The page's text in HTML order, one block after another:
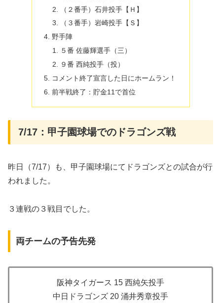
（２番手）石井投手【Ｈ】
（３番手）岩崎投手【Ｓ】
野手陣
５番 佐藤輝選手（三）
９番 西純投手（投）
コメント終了宣言した日にホームラン！
前半戦終了：貯金11で首位
7/17：甲子園球場でのドラゴンズ戦
昨日（7/17）も、甲子園球場にてドラゴンズとの試合が行
われました。
３連戦の３戦目でした。
両チームの予告先発
阪神タイガース 15 西純矢投手
中日ドラゴンズ 20 涌井秀章投手